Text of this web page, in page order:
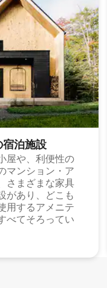
泊⁠施⁠設
屋や、利便性の
マンション・ア
さまざまな家具
があり、どこも
用するアメニテ
べてそろってい